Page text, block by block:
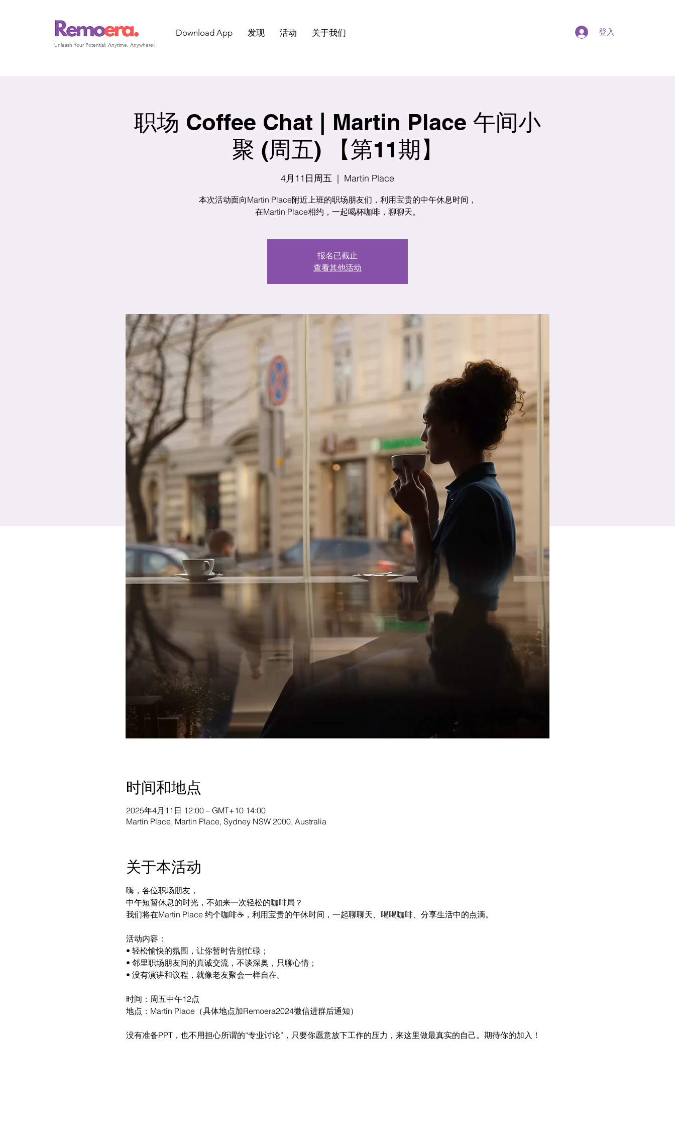
Download App 发现 活动 关于我们
Unleash Your Potential: Anytime, Anywhere!
登入
职场 Coffee Chat | Martin Place 午间小
聚 (周五) 【第11期】
4月11日周五
  |
Martin Place
本次活动面向Martin Place附近上班的职场朋友们，利用宝贵的中午休息时间，
在Martin Place相约，一起喝杯咖啡，聊聊天。
报名已截止
查看其他活动
时间和地点
2025年4月11日 12:00 – GMT+10 14:00
Martin Place, Martin Place, Sydney NSW 2000, Australia
关于本活动
嗨，各位职场朋友，
中午短暂休息的时光，不如来一次轻松的咖啡局？
我们将在Martin Place 约个咖啡☕️，利用宝贵的午休时间，一起聊聊天、喝喝咖啡、分享生活中的点滴。
活动内容：
• 轻松愉快的氛围，让你暂时告别忙碌；
• 邻里职场朋友间的真诚交流，不谈深奥，只聊心情；
• 没有演讲和议程，就像老友聚会一样自在。
时间：周五中午12点
地点：Martin Place（具体地点加Remoera2024微信进群后通知）
没有准备PPT，也不用担心所谓的“专业讨论”，只要你愿意放下工作的压力，来这里做最真实的自己。期待你的加入！